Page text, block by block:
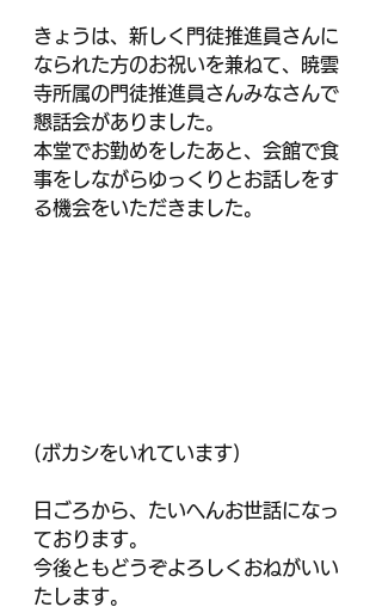
きょうは、新しく門徒推進員さんに
なられた方のお祝いを兼ねて、暁雲
寺所属の門徒推進員さんみなさんで
懇話会がありました。
本堂でお勤めをしたあと、会館で食
事をしながらゆっくりとお話しをす
る機会をいただきました。
(ボカシをいれています)
日ごろから、たいへんお世話になっ
ております。
今後ともどうぞよろしくおねがいい
たします。